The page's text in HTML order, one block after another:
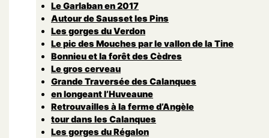
Le Garlaban en 2017
Autour de Sausset les Pins
Les gorges du Verdon
Le pic des Mouches par le vallon de la Tine
Bonnieu et la forêt des Cèdres
Le gros cerveau
Grande Traversée des Calanques
en longeant l’Huveaune
Retrouvailles à la ferme d’Angèle
tour dans les Calanques
Les gorges du Régalon